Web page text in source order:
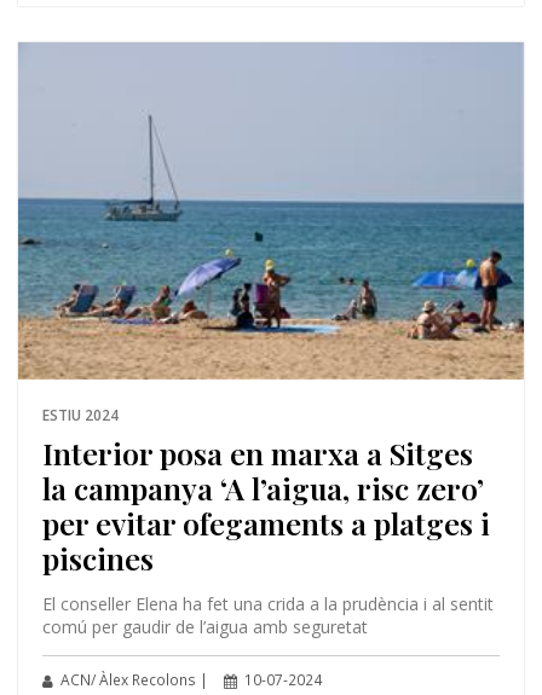
ESTIU 2024
Interior posa en marxa a Sitges
la campanya ‘A l’aigua, risc zero’
per evitar ofegaments a platges i
piscines
El conseller Elena ha fet una crida a la prudència i al sentit
comú per gaudir de l’aigua amb seguretat
ACN/ Àlex Recolons | 10-07-2024